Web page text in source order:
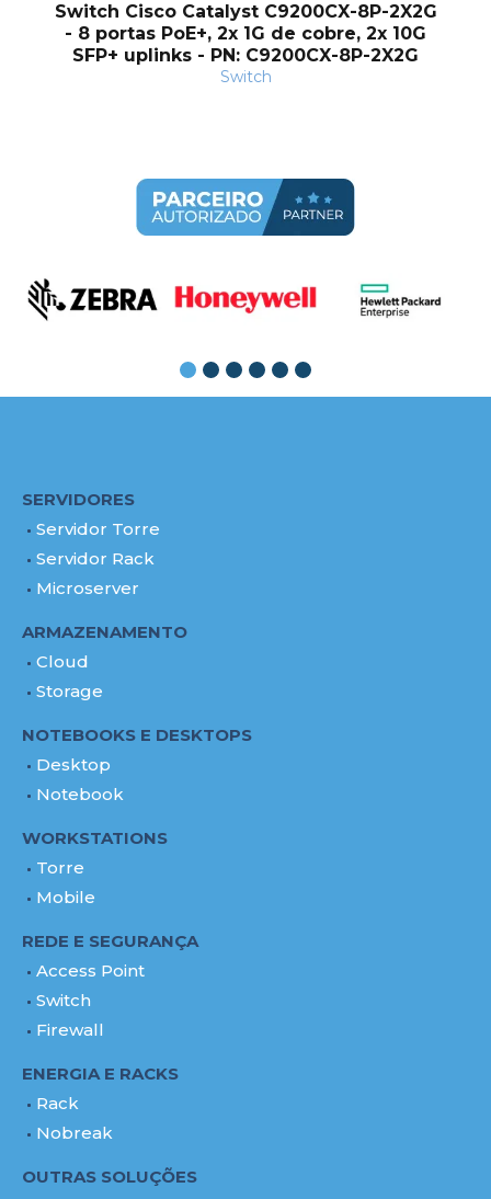
Switch Cisco Catalyst C9200CX-8P-2X2G
- 8 portas PoE+, 2x 1G de cobre, 2x 10G
SFP+ uplinks - PN: C9200CX-8P-2X2G
Switch
SERVIDORES
Servidor Torre
Servidor Rack
Microserver
ARMAZENAMENTO
Cloud
Storage
NOTEBOOKS E DESKTOPS
Desktop
Notebook
WORKSTATIONS
Torre
Mobile
REDE E SEGURANÇA
Access Point
Switch
Firewall
ENERGIA E RACKS
Rack
Nobreak
OUTRAS SOLUÇÕES